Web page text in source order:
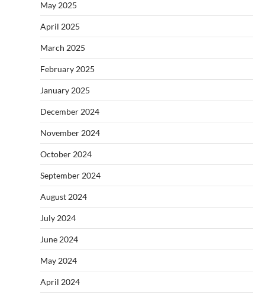
May 2025
April 2025
March 2025
February 2025
January 2025
December 2024
November 2024
October 2024
September 2024
August 2024
July 2024
June 2024
May 2024
April 2024